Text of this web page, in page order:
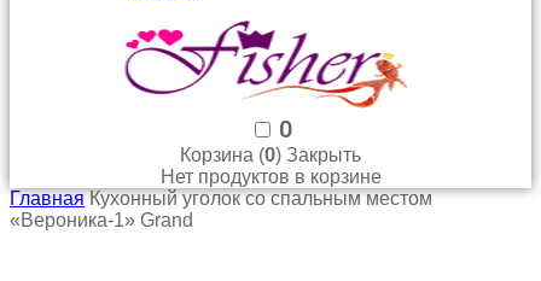
0
Корзина (0) Закрыть
Нет продуктов в корзине
Главная Кухонный уголок со спальным местом
«Вероника-1» Grand